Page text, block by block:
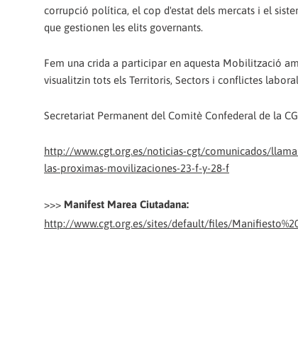
corrupció política, el cop d'estat dels mercats i el
que gestionen les elits governants.
Fem una crida a participar en aquesta Mobilització
visualitzin tots els Territoris, Sectors i conflictes
Secretariat Permanent del Comitè Confederal de la
http://www.cgt.org.es/noticias-cgt/comunicados/
las-proximas-movilizaciones-23-f-y-28-f
>>> Manifest Marea Ciutadana:
http://www.cgt.org.es/sites/default/files/